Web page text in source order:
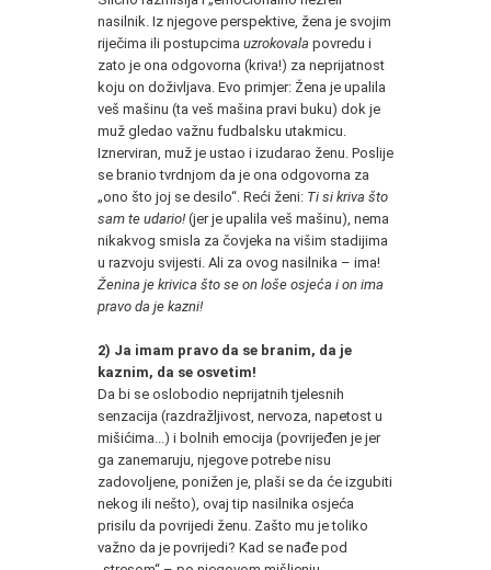
nasilnik. Iz njegove perspektive, žena je svojim
riječima ili postupcima uzrokovala povredu i
zato je ona odgovorna (kriva!) za neprijatnost
koju on doživljava. Evo primjer: Žena je upalila
veš mašinu (ta veš mašina pravi buku) dok je
muž gledao važnu fudbalsku utakmicu.
Iznerviran, muž je ustao i izudarao ženu. Poslije
se branio tvrdnjom da je ona odgovorna za
„ono što joj se desilo“. Reći ženi: Ti si kriva što
sam te udario! (jer je upalila veš mašinu), nema
nikakvog smisla za čovjeka na višim stadijima
u razvoju svijesti. Ali za ovog nasilnika – ima!
Ženina je krivica što se on loše osjeća i on ima
pravo da je kazni!
2) Ja imam pravo da se branim, da je
kaznim, da se osvetim!
Da bi se oslobodio neprijatnih tjelesnih
senzacija (razdražljivost, nervoza, napetost u
mišićima...) i bolnih emocija (povrijeđen je jer
ga zanemaruju, njegove potrebe nisu
zadovoljene, ponižen je, plaši se da će izgubiti
nekog ili nešto), ovaj tip nasilnika osjeća
prisilu da povrijedi ženu. Zašto mu je toliko
važno da je povrijedi? Kad se nađe pod